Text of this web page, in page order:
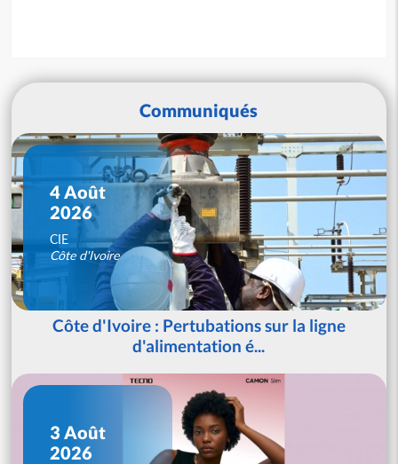
Communiqués
4 Août
2026
CIE
Côte d'Ivoire
Côte d'Ivoire : Pertubations sur la ligne
d'alimentation é...
3 Août
2026